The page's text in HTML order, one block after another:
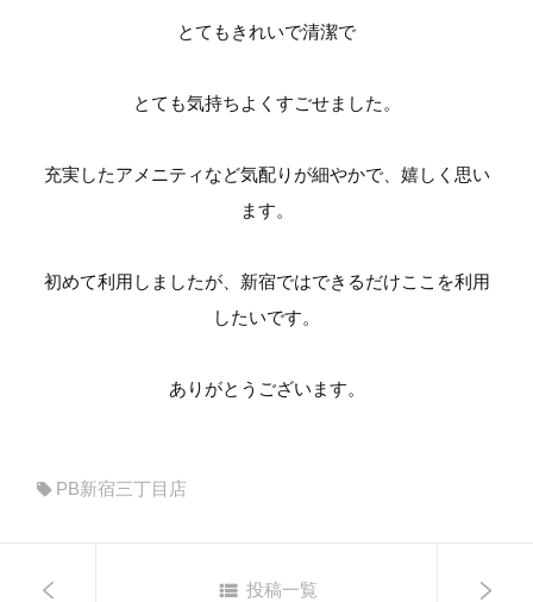
とてもきれいで清潔で
とても気持ちよくすごせました。
充実したアメニティなど気配りが細やかで、嬉しく思い
ます。
初めて利用しましたが、新宿ではできるだけここを利用
したいです。
ありがとうございます。
PB新宿三丁目店
投稿一覧